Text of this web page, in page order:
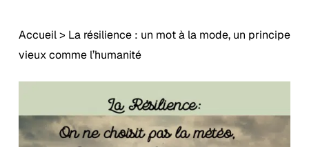
Accueil> La résilience : un mot à la mode, un principe
vieux comme l’humanité